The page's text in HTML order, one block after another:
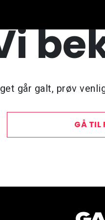
går galt, prøv
GÅ TIL